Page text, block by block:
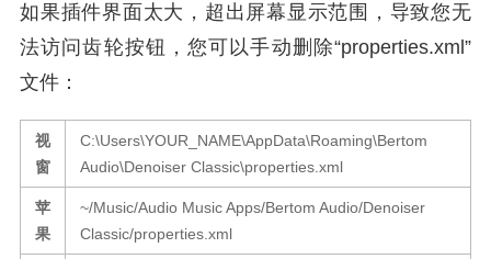
如果插件界面太大，超出屏幕显示范围，导致您无
法访问齿轮按钮，您可以手动删除“properties.xml”
文件：
视
窗
C:\Users\YOUR_NAME\AppData\Roaming\Bertom
Audio\Denoiser Classic\properties.xml
苹
果
~/Music/Audio Music Apps/Bertom Audio/Denoiser
Classic/properties.xml